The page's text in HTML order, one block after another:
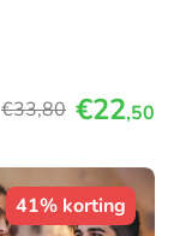
€33,80 €22,50
41% korting